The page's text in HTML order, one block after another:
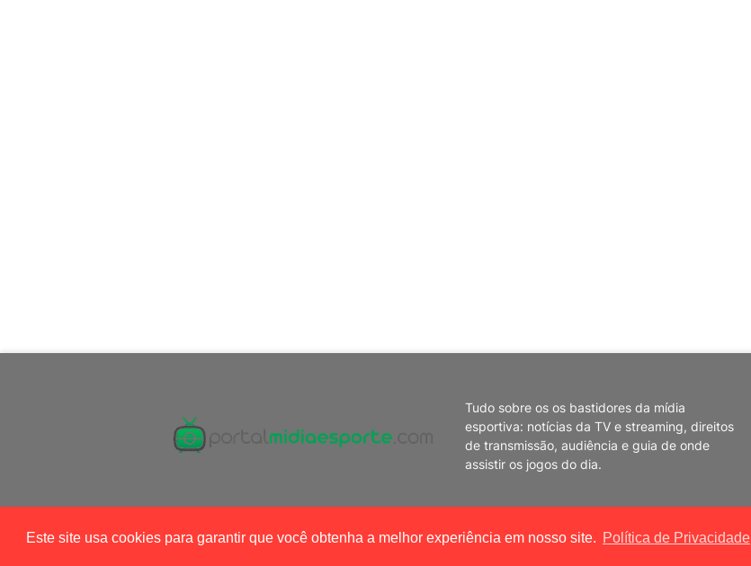
Este site usa cookies para garantir que você obtenha a melhor experiência em nosso site. Política de Privacidade
Tudo sobre os os bastidores da mídia
esportiva: notícias da TV e streaming, direitos
de transmissão, audiência e guia de onde
assistir os jogos do dia.
Blogger Templates |Portal Mídia Esporte Home